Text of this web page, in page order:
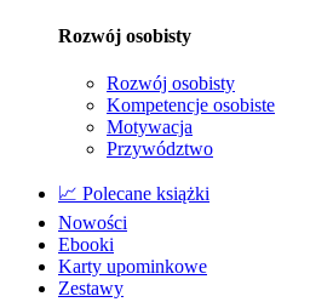
Rozwój osobisty
Rozwój osobisty
Kompetencje osobiste
Motywacja
Przywództwo
📈 Polecane książki
Nowości
Ebooki
Karty upominkowe
Zestawy